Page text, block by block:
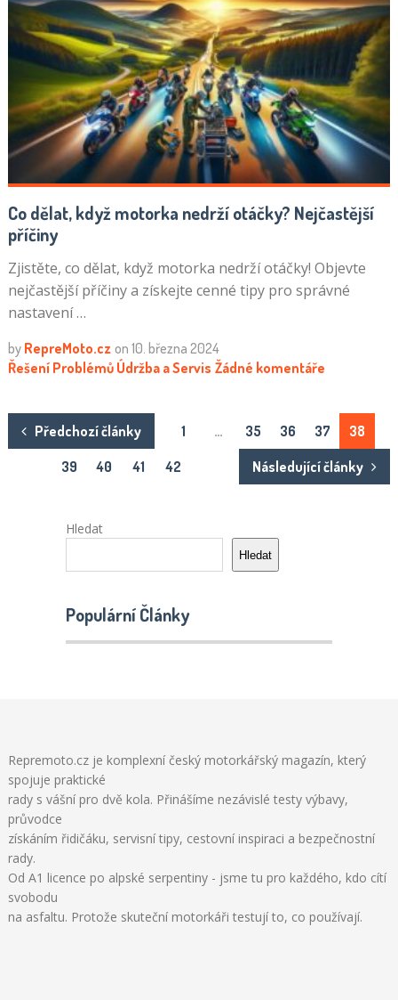
Co dělat, když motorka nedrží otáčky? Nejčastější
příčiny
Zjistěte, co dělat, když motorka nedrží otáčky! Objevte
nejčastější příčiny a získejte cenné tipy pro správné
nastavení …
by RepreMoto.cz on 10. března 2024
Řešení Problémů Údržba a Servis Žádné komentáře
Stránkování
příspěvků
Předchozí články 1 … 35 36 37
38
39
40 41 42 Následující články
Hledat
Hledat
Populární Články
Repremoto.cz je komplexní český motorkářský magazín, který
spojuje praktické
rady s vášní pro dvě kola. Přinášíme nezávislé testy výbavy,
průvodce
získáním řidičáku, servisní tipy, cestovní inspiraci a bezpečnostní
rady.
Od A1 licence po alpské serpentiny - jsme tu pro každého, kdo cítí
svobodu
na asfaltu. Protože skuteční motorkáři testují to, co používají.